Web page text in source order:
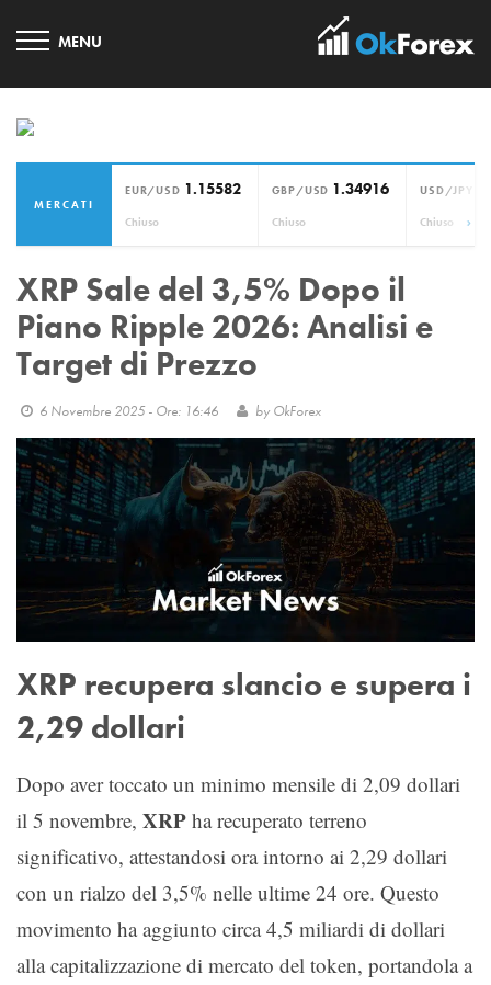
MERCATI
EUR/USD 1.15582
Chiuso
GBP/USD 1.34916
Chiuso
USD/JPY
Chiuso ›
XRP Sale del 3,5% Dopo il
Piano Ripple 2026: Analisi e
Target di Prezzo
6 Novembre 2025 - Ore: 16:46 by OkForex
XRP recupera slancio e supera i
2,29 dollari
Dopo aver toccato un minimo mensile di 2,09 dollari
il 5 novembre, XRP ha recuperato terreno
significativo, attestandosi ora intorno ai 2,29 dollari
con un rialzo del 3,5% nelle ultime 24 ore. Questo
movimento ha aggiunto circa 4,5 miliardi di dollari
alla capitalizzazione di mercato del token, portandola a